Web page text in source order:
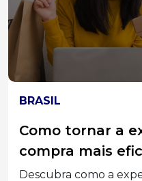
ELEIÇÕES 2026
MPT-SC divulga
condenou
e seus